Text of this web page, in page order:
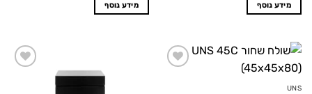
מידע נוסף מידע נוסף
UNS